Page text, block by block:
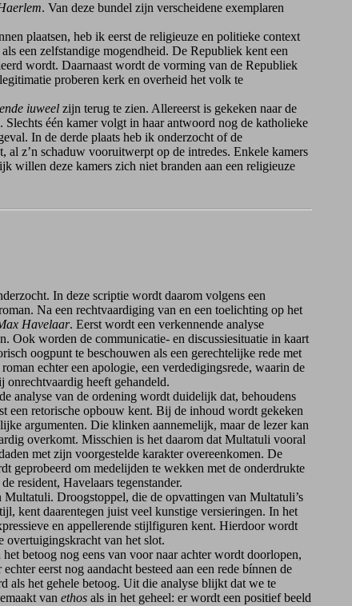
. Van deze bundel zijn verscheidene exemplaren
plaatsen, heb ik eerst de religieuze en politieke context
een zelfstandige mogendheid. De Republiek kent een
wordt. Daarnaast wordt de vorming van de Republiek
proberen kerk en overheid het volk te
iuweel zijn terug te zien. Allereerst is gekeken naar de
Slechts één kamer volgt in haar antwoord nog de katholieke
In de derde plaats heb ik onderzocht of de
al z’n schaduw vooruitwerpt op de intredes. Enkele kamers
willen deze kamers zich niet branden aan een religieuze
In deze scriptie wordt daarom volgens een
Na een rechtvaardiging van en een toelichting op het
Havelaar. Eerst wordt een verkennende analyse
Ook worden de communicatie- en discussiesituatie in kaart
oogpunt te beschouwen als een gerechtelijke rede met
echter een apologie, een verdedigingsrede, waarin de
onrechtvaardig heeft gehandeld.
analyse van de ordening wordt duidelijk dat, behoudens
een retorische opbouw kent. Bij de inhoud wordt gekeken
argumenten. Die klinken aannemelijk, maar de lezer kan
overkomt. Misschien is het daarom dat Multatuli vooral
met zijn voorgestelde karakter overeenkomen. De
geprobeerd om medelijden te wekken met de onderdrukte
resident, Havelaars tegenstander.
Droogstoppel, die de opvattingen van Multatuli’s
kent daarentegen juist veel kunstige versieringen. In het
en appellerende stijlfiguren kent. Hierdoor wordt
overtuigingskracht van het slot.
betoog nog eens van voor naar achter wordt doorlopen,
eerst nog aandacht besteed aan een rede bínnen de
als het gehele betoog. Uit die analyse blijkt dat we te
van ethos als in het geheel: er wordt een positief beeld